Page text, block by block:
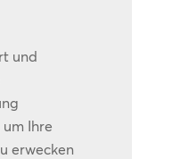
und
Ihre
erwecken